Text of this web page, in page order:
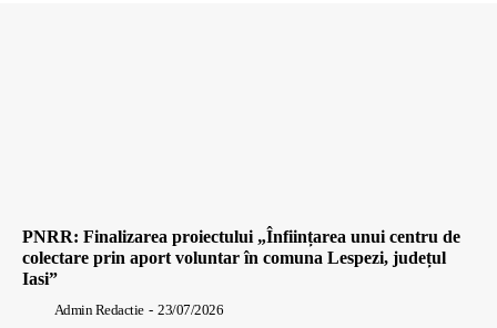
PNRR: Finalizarea proiectului „Înființarea unui centru de
colectare prin aport voluntar în comuna Lespezi, județul
Iasi”
Admin Redactie - 23/07/2026